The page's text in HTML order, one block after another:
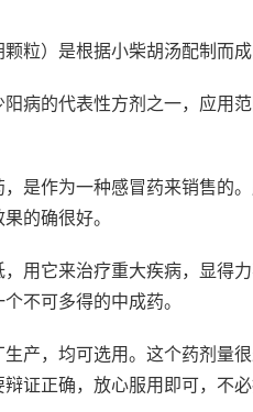
粒）是根据小柴胡汤配制而
病的代表性方剂之一，应用
是作为一种感冒药来销售的
的确很好。
用它来治疗重大疾病，显得
不可多得的中成药。
产，均可选用。这个药剂量
证正确，放心服用即可，不